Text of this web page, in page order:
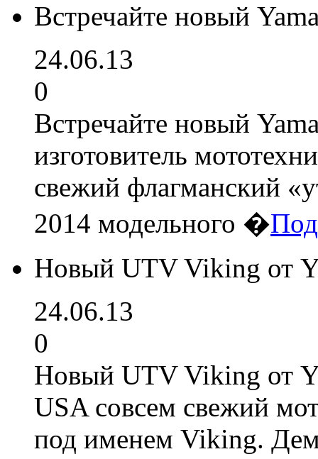
Встречайте новый
24.06.13
0
Встречайте новый
изготовитель
свежий флагманский
2014 модельного �
Новый UTV Viking от
24.06.13
0
Новый UTV Viking от
USA совсем свежий
под именем Viking.